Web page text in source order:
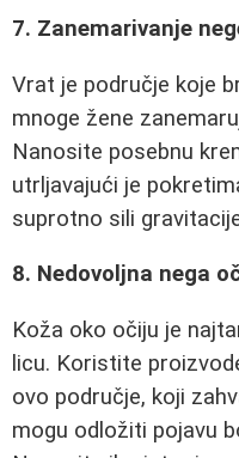
7. Zanemarivanje
Vrat je područje koje
mnoge žene
Nanosite posebnu
utrljavajući je
suprotno sili
8. Nedovoljna nega
Koža oko očiju je
licu. Koristite
ovo područje, koji
mogu odložiti pojavu